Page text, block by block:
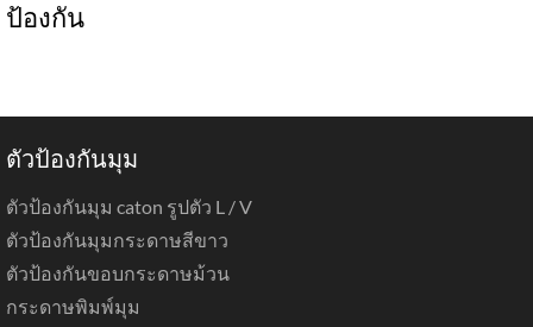
ป้องกัน
ตัวป้องกันมุม
ตัวป้องกันมุม caton รูปตัว L / V
ตัวป้องกันมุมกระดาษสีขาว
ตัวป้องกันขอบกระดาษม้วน
กระดาษพิมพ์มุม